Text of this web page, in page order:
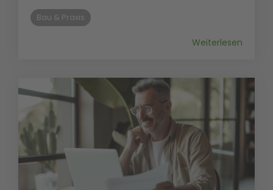
Bau & Praxis
Weiterlesen